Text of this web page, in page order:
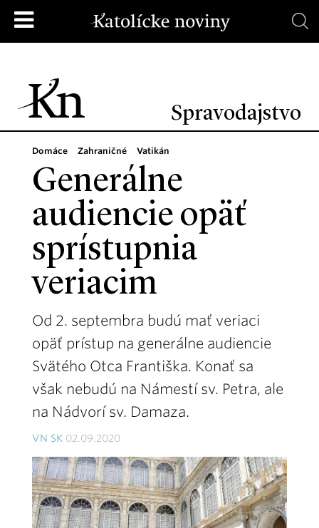
Spravodajstvo
Domáce Zahraničné Vatikán
Generálne
audiencie opäť
sprístupnia
veriacim
Od 2. septembra budú mať veriaci
opäť prístup na generálne audiencie
Svätého Otca Františka. Konať sa
však nebudú na Námestí sv. Petra, ale
na Nádvorí sv. Damaza.
VN SK 02.09.2020